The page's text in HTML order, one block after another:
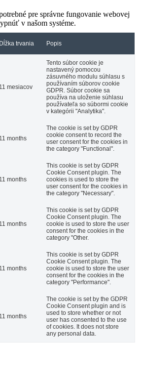
pre správne fungovanie webovej
v našom systéme.
Dĺžka trvania Popis
11 mesiacov
Tento súbor cookie je
nastavený pomocou
zásuvného modulu súhlasu s
používaním súborov cookie
GDPR. Súbor cookie sa
používa na uloženie súhlasu
používateľa so súbormi cookie
v kategórii "Analytika".
11 months
The cookie is set by GDPR
cookie consent to record the
user consent for the cookies in
the category "Functional".
11 months
This cookie is set by GDPR
Cookie Consent plugin. The
cookies is used to store the
user consent for the cookies in
the category "Necessary".
11 months
This cookie is set by GDPR
Cookie Consent plugin. The
cookie is used to store the user
consent for the cookies in the
category "Other.
11 months
This cookie is set by GDPR
Cookie Consent plugin. The
cookie is used to store the user
consent for the cookies in the
category "Performance".
11 months
The cookie is set by the GDPR
Cookie Consent plugin and is
used to store whether or not
user has consented to the use
of cookies. It does not store
any personal data.